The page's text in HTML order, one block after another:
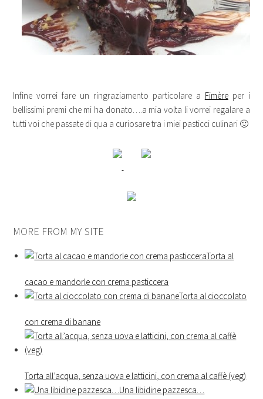
Infine vorrei fare un ringraziamento particolare a Fimèreper i
bellissimi premi che mi ha donato….a mia volta li vorrei regalare a
tutti voi che passate di qua a curiosare tra i miei pasticci culinari 🙂
MORE FROM MY SITE
Torta al
cacao e mandorle con crema pasticcera
Torta al cioccolato
con crema di banane
Torta all’acqua, senza uova e latticini, con crema al caffè (veg)
Una libidine pazzesca…